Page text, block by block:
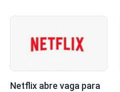
Netflix abre vaga para